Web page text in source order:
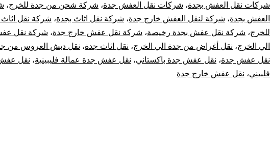
شركات نقل العفش بجدة، شركات نقل العفش جدة، شركة شحن من جدة للخرج،
العفش بجدة، شركة لنقل العفش خارج جدة، شركة نقل اثاث بجدة، شركة نقل
للخرج، شركة نقل عفش بجدة رخيصة، شركة نقل عفش خارج جدة، شركة نقل
الي الخرج، نقل أغراض من جدة الي الخرج، نقل اثاث جدة، نقل دبش العروس من
نقل عفش جدة، نقل عفش جدة باكستاني، نقل عفش جدة عمالة فليبينية، نقل
فلبيني، نقل عفش خارج جدة